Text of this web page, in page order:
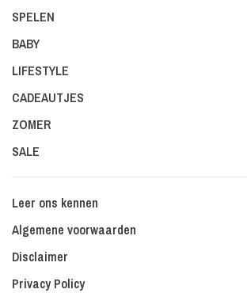
SPELEN
BABY
LIFESTYLE
CADEAUTJES
ZOMER
SALE
Leer ons kennen
Algemene voorwaarden
Disclaimer
Privacy Policy